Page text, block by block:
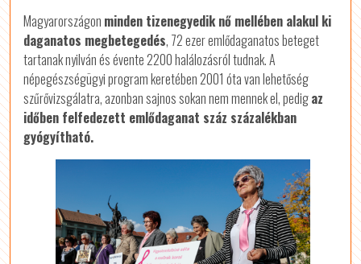
Magyarországon minden tizenegyedik nő mellében alakul ki
daganatos megbetegedés, 72 ezer emlődaganatos beteget
tartanak nyilván és évente 2200 halálozásról tudnak. A
népegészségügyi program keretében 2001 óta van lehetőség
szűrővizsgálatra, azonban sajnos sokan nem mennek el, pedigaz
időben felfedezett emlődaganat száz százalékban
gyógyítható.